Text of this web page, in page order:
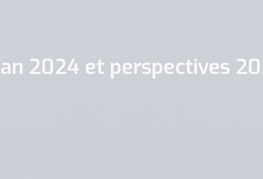
2024 et perspectives